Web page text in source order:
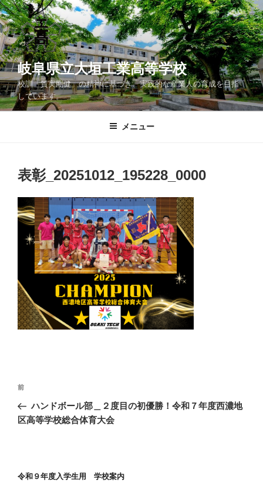
コ
ン
テ
ン
ツ
へ
ス
キ
岐阜県立大垣工業高等学校
校訓「質実剛健」の精神に基づき、実践的な産業人の育成を目指
しています。
メニュー
表彰_20251012_195228_0000
投
ナ
シ
前
の
投
前
ハンドボール部＿２度目の初優勝！令和７年度西濃地
区高等学校総合体育大会
令和９年度入学生用 学校案内